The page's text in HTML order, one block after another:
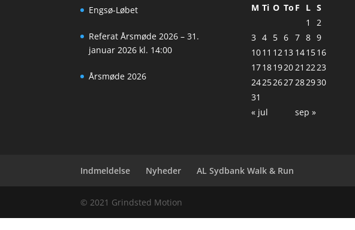
Engsø-Løbet
Referat Årsmøde 2026 – 31.
januar 2026 kl. 14:00
Årsmøde 2026
M Ti O To F L S
1
2
3 4 5 6 7 8 9
1011 12 13 141516
17181920 21 22 23
24252627 282930
31
« jul
sep »
Indmeldelse Nyheder AL Sydbank Walk & Run
© 2021 Grindsted Motion